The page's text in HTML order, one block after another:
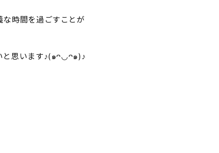
時間を過ごすことが
と思います♪(๑ᴖ◡ᴖ๑)♪